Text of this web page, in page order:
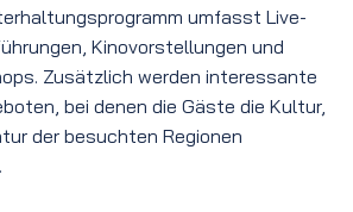
umfasst Live-
Kinovorstellungen und
Zusätzlich werden interessante
bei denen die Gäste die Kultur,
der besuchten Regionen